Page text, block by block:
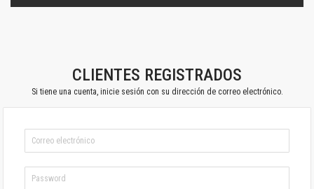
CLIENTES REGISTRADOS
Si tiene una cuenta, inicie sesión con su dirección de correo electrónico.